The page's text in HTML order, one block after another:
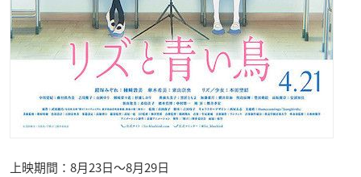
上映期間：8月23日〜8月29日